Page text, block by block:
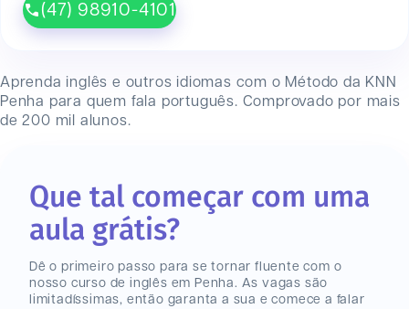
Aprenda inglês e outros idiomas com o Método da KNN
Penha para quem fala português. Comprovado por mais
de 200 mil alunos.
(47) 98910-4101
Que tal começar com uma
aula grátis?
Dê o primeiro passo para se tornar fluente com o
nosso curso de inglês em Penha. As vagas são
limitadíssimas, então garanta a sua e comece a falar